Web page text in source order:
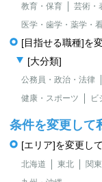
教育・保育 芸術・
医学・歯学・薬学・
[目指せる職種]を
[大分類]
公務員・政治・法律
健康・スポーツ
ビ
条件を変更して
[エリア]を変更し
北海道 東北 関